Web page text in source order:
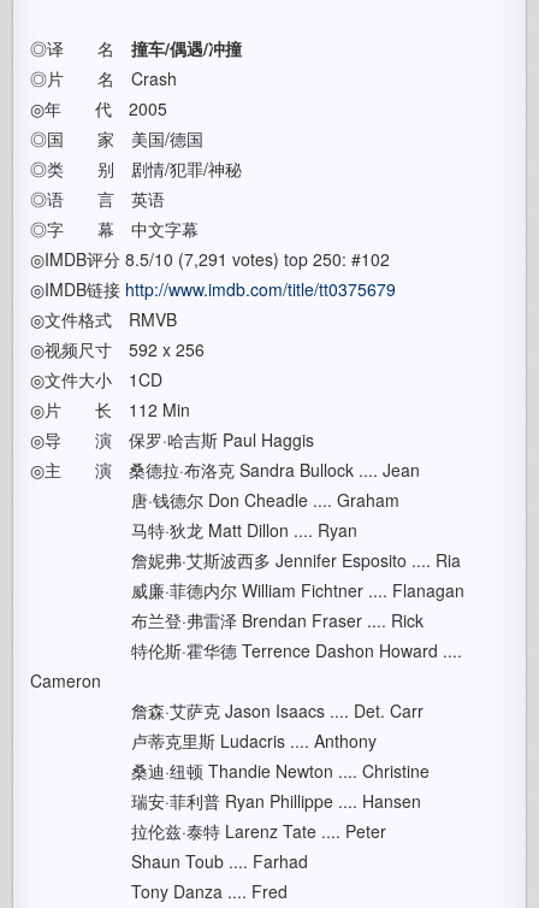
◎译 名撞车/偶遇/冲撞
◎片 名 Crash
◎年 代 2005
◎国 家 美国/德国
◎类 别 剧情/犯罪/神秘
◎语 言 英语
◎字 幕 中文字幕
◎IMDB评分 8.5/10 (7,291 votes) top 250: #102
◎IMDB链接 http://www.imdb.com/title/tt0375679
◎文件格式 RMVB
◎视频尺寸 592 x 256
◎文件大小 1CD
◎片 长 112 Min
◎导 演 保罗·哈吉斯 Paul Haggis
◎主 演 桑德拉·布洛克 Sandra Bullock .... Jean
唐·钱德尔 Don Cheadle .... Graham
马特·狄龙 Matt Dillon .... Ryan
詹妮弗·艾斯波西多 Jennifer Esposito .... Ria
威廉·菲德内尔 William Fichtner .... Flanagan
布兰登·弗雷泽 Brendan Fraser .... Rick
特伦斯·霍华德 Terrence Dashon Howard ....
Cameron
詹森·艾萨克 Jason Isaacs .... Det. Carr
卢蒂克里斯 Ludacris .... Anthony
桑迪·纽顿 Thandie Newton .... Christine
瑞安·菲利普 Ryan Phillippe .... Hansen
拉伦兹·泰特 Larenz Tate .... Peter
Shaun Toub .... Farhad
Tony Danza .... Fred